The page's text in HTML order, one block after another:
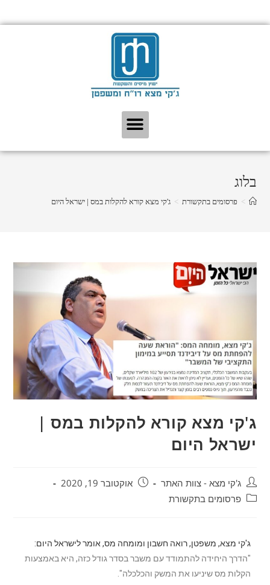
בלוג
> פרסומים בתקשורת > ג'קי מצא קורא להקלות במס | ישראל היום
ג'קי מצא קורא להקלות במס |
ישראל היום
ג'קי מצא - צוות האתר
אוקטובר 19, 2020
פרסומים בתקשורת
ג'קי מצא, משפטן, רואה חשבון ומומחה מס, אומר לישראל היום:
"הדרך היחידה להתמודד עם משבר בסדר גודל כזה, היא באמצעות
הקלות מס שיניעו את המשק והכלכלה".